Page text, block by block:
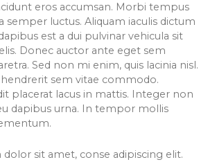
eros accumsan. Morbi tempus
semper luctus. Aliquam iaculis dictum
est a dui pulvinar vehicula sit
Donec auctor ante eget sem
Sed non mi enim, quis lacinia nisl.
hendrerit sem vitae commodo.
placerat lacus in mattis. Integer non
dapibus urna. In tempor mollis
sit amet, conse adipiscing elit.